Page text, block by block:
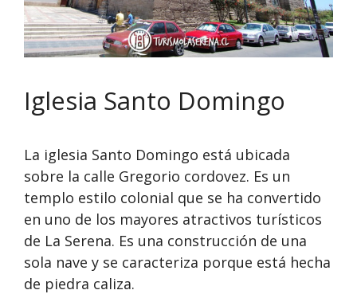
Iglesia Santo Domingo
La iglesia Santo Domingo está ubicada
sobre la calle Gregorio cordovez. Es un
templo estilo colonial que se ha convertido
en uno de los mayores atractivos turísticos
de La Serena. Es una construcción de una
sola nave y se caracteriza porque está hecha
de piedra caliza.